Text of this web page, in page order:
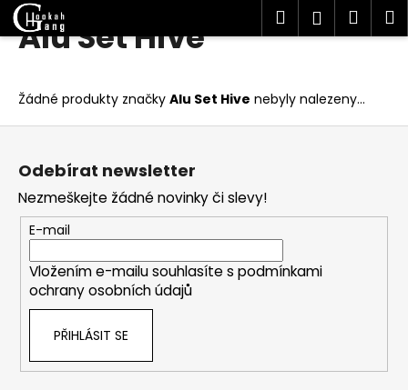
Přejít
Hledat
Alu Set Hive
Žádné produkty značky Alu Set Hive nebyly nalezeny...
K
o Zpět
Zpět
C
o
o
t
ř
e
b
u
Z
Odebírat newsletter
Nezmeškejte žádné novinky či slevy!
E-mail
Vložením e-mailu souhlasíte s podmínkami
ochrany osobních údajů
PŘIHLÁSIT SE